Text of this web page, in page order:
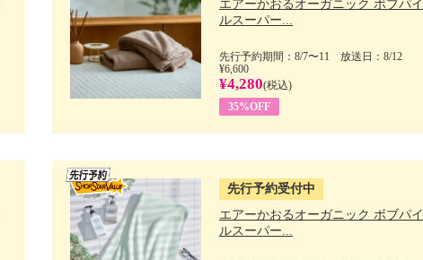
エアーかおるオーガニック ボブパイ
ルスーパー...
先行予約期間：8/7〜11 放送日：8/12
¥6,600
¥4,280(税込)
35%OFF
先行予約受付中
エアーかおるオーガニック ボブパイ
ルスーパー...